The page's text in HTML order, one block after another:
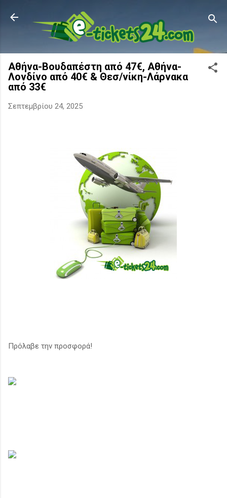
Μετάβαση στο κύριο περιεχόμενο
Αθήνα-Βουδαπέστη από 47€, Αθήνα-
Λονδίνο από 40€ & Θεσ/νίκη-Λάρνακα
από 33€
Σεπτεμβρίου 24, 2025
Πρόλαβε την προσφορά!